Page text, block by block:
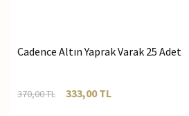
Cadence Altın Yaprak Varak 25 Adet
370,00TL 333,00TL